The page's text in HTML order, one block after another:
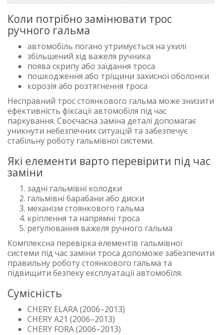
Коли потрібно замінювати трос
ручного гальма
автомобіль погано утримується на ухилі
збільшений хід важеля ручника
поява скрипу або заїдання троса
пошкодження або тріщини захисної оболонки
корозія або розтягнення троса
Несправний трос стоянкового гальма може знизити
ефективність фіксації автомобіля під час
паркування. Своєчасна заміна деталі допомагає
уникнути небезпечних ситуацій та забезпечує
стабільну роботу гальмівної системи.
Які елементи варто перевірити під час
заміни
задні гальмівні колодки
гальмівні барабани або диски
механізм стоянкового гальма
кріплення та напрямні троса
регулювання важеля ручного гальма
Комплексна перевірка елементів гальмівної
системи під час заміни троса допоможе забезпечити
правильну роботу стоянкового гальма та
підвищити безпеку експлуатації автомобіля.
Сумісність
CHERY ELARA (2006–2013)
CHERY A21 (2006–2013)
CHERY FORA (2006–2013)